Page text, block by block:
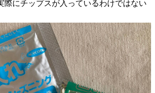
際にチップスが入っているわけではない